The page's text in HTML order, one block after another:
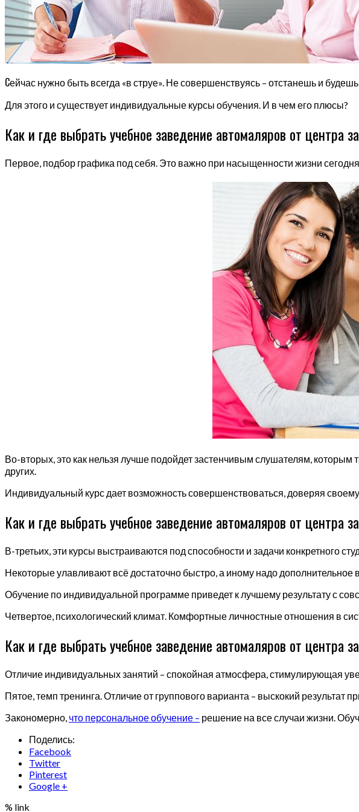
Сейчас нужно быть всегда «в струе». Не совершенствуясь – отстанешь и
Для этого и существует индивидуальные курсы обучения. И в чем его плюсы?
Как и где выбрать учебное заведение автомаляров от центра
Первое, подбор графика под себя. Это важно при насыщенности жизни
Во-вторых, это как нельзя лучше подойдет застенчивым слушателям,
других.
Индивидуальный курс дает возможность совершенствоваться, доверяя
Как и где выбрать учебное заведение автомаляров от центра
В-третьих, эти курсы выстраиваются под способности и задачи конкретного
Некоторые улавливают всё достаточно быстро, а иному надо
Обучение по индивидуальной программе приведет к лучшему результату с
Четвертое, психологический климат. Комфортные личностные отношения в
Как и где выбрать учебное заведение автомаляров от центра
Отличие индивидуальных занятий – спокойная атмосфера, стимулирующая
Пятое, темп тренинга. Отличие от группового варианта – выскокий
Закономерно, что персональное обучение – решение на все случаи жизни.
Поделись:
Facebook
Twitter
Pinterest
Google +
% link